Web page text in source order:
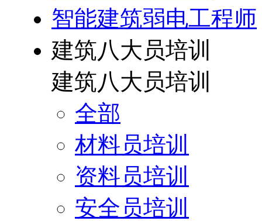
智能建筑弱电工程师
建筑八大员培训
建筑八大员培训
全部
材料员培训
资料员培训
安全员培训